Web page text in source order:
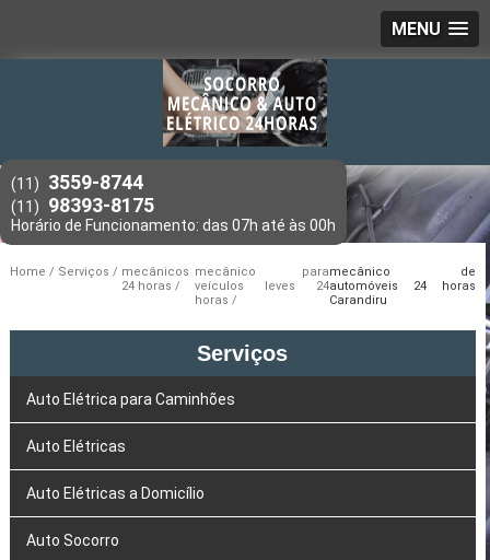
MENU
(11) 3559-8744
(11) 98393-8175
Home Serviços
mecânicos
24 horas
mecânico para
veículos leves 24
horas
mecânico de
automóveis 24 horas
Carandiru
Serviços
Auto Elétrica para Caminhões
Auto Elétricas
Auto Elétricas a Domicílio
Auto Socorro